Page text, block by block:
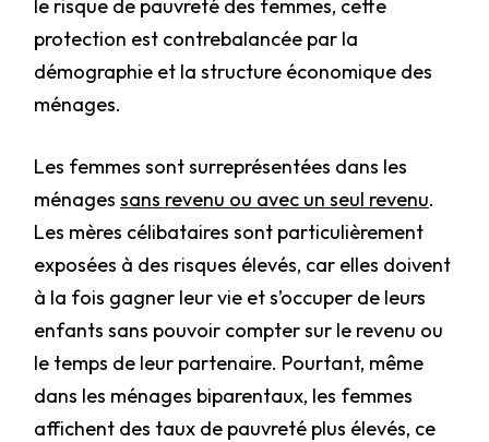
le risque de pauvreté des femmes, cette
protection est contrebalancée par la
démographie et la structure économique des
ménages.
Les femmes sont surreprésentées dans les
ménages sans revenu ou avec un seul revenu.
Les mères célibataires sont particulièrement
exposées à des risques élevés, car elles doivent
à la fois gagner leur vie et s’occuper de leurs
enfants sans pouvoir compter sur le revenu ou
le temps de leur partenaire. Pourtant, même
dans les ménages biparentaux, les femmes
affichent des taux de pauvreté plus élevés, ce